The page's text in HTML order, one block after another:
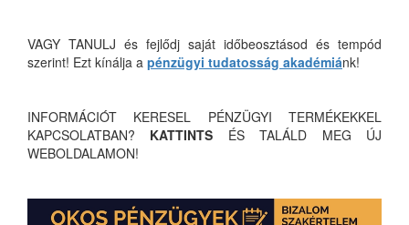
VAGY TANULJ és fejlődj saját időbeosztásod és tempód
szerint! Ezt kínálja a pénzügyi tudatosság akadémiánk!
INFORMÁCIÓT KERESEL PÉNZÜGYI TERMÉKEKKEL
KAPCSOLATBAN? KATTINTS ÉS TALÁLD MEG ÚJ
WEBOLDALAMON!